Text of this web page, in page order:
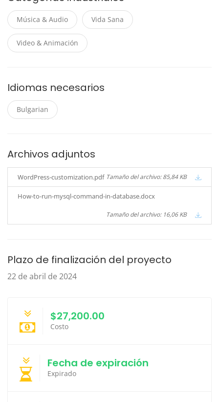
Música & Audio Vida Sana
Video & Animación
Idiomas necesarios
Bulgarian
Archivos adjuntos
WordPress-customization.pdf Tamaño del archivo: 85,84 KB
How-to-run-mysql-command-in-database.docx
Tamaño del archivo: 16,06 KB
Plazo de finalización del proyecto
22 de abril de 2024
$27,200.00
Costo
Fecha de expiración
Expirado